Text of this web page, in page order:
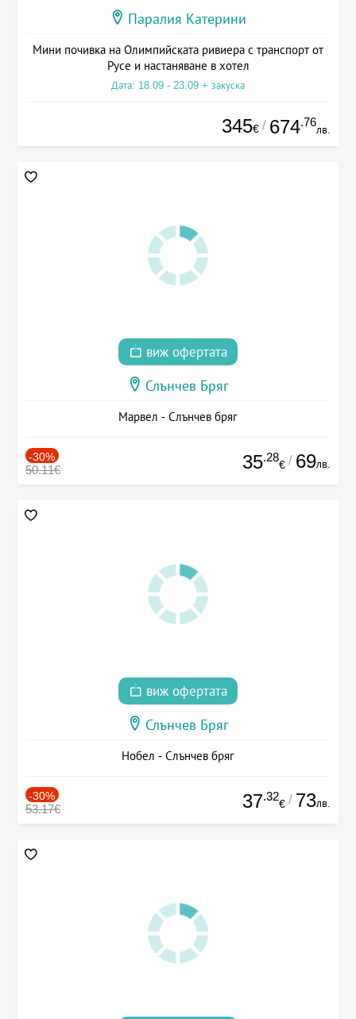
Паралия Катерини
Мини почивка на Олимпийската ривиера с транспорт от
Русе и настаняване в хотел
Дата: 18.09 - 23.09 + закуска
345€ / 674.76
лв.
виж офертата
Слънчев Бряг
Марвел - Слънчев бряг
-30%
50.11€ 35.28
€ / 69лв.
виж офертата
Слънчев Бряг
Нобел - Слънчев бряг
-30%
53.17€ 37.32
€ / 73лв.